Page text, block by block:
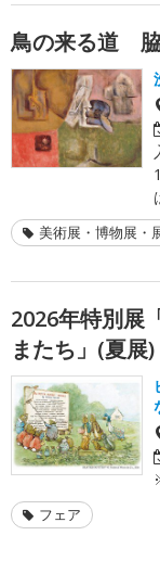
鳥の来る道
美術展・博物展・
2026年特別展
またち」(夏展
フェア